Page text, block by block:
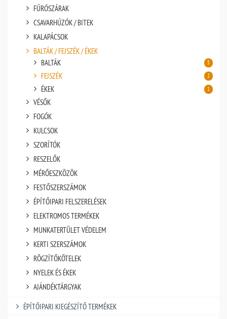
FÚRÓSZÁRAK
CSAVARHÚZÓK / BITEK
KALAPÁCSOK
BALTÁK / FEJSZÉK / ÉKEK
BALTÁK
5
FEJSZÉK 2
ÉKEK 1
VÉSŐK
FOGÓK
KULCSOK
SZORÍTÓK
RESZELŐK
MÉRŐESZKÖZÖK
FESTŐSZERSZÁMOK
ÉPÍTŐIPARI FELSZERELÉSEK
ELEKTROMOS TERMÉKEK
MUNKATERTÜLET VÉDELEM
KERTI SZERSZÁMOK
RÖGZÍTŐKÖTELEK
NYELEK ÉS ÉKEK
AJÁNDÉKTÁRGYAK
ÉPÍTŐIPARI KIEGÉSZÍTŐ TERMÉKEK